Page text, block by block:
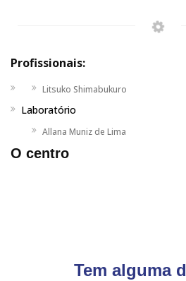
Profissionais:
Litsuko Shimabukuro
Laboratório
Allana Muniz de Lima
O centro
Tem alguma